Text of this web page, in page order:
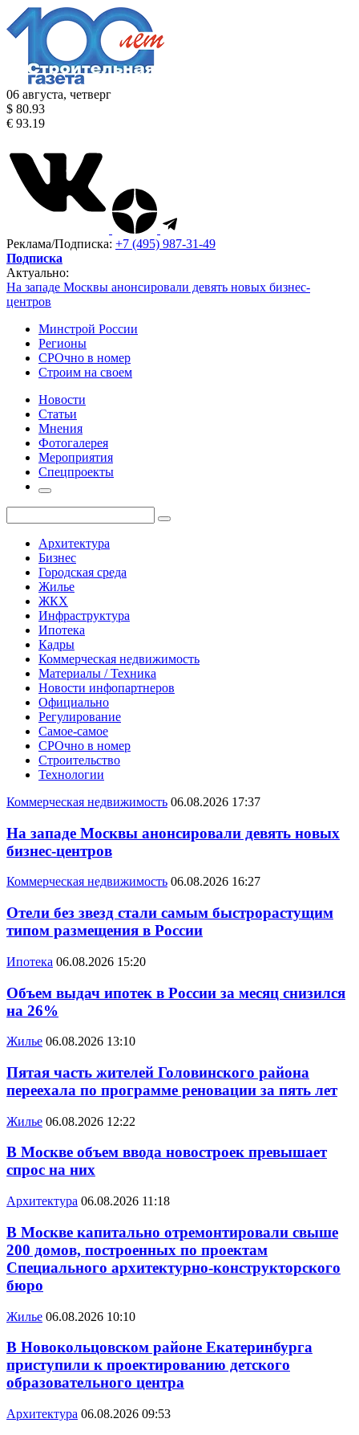
06 августа, четверг
$ 80.93
€ 93.19
Реклама/Подписка: +7 (495) 987-31-49
Подписка
Актуально:
На западе Москвы анонсировали девять новых бизнес-
центров
Минстрой России
Регионы
СРОчно в номер
Строим на своем
Новости
Статьи
Мнения
Фотогалерея
Мероприятия
Спецпроекты
Архитектура
Бизнес
Городская среда
Жилье
ЖКХ
Инфраструктура
Ипотека
Кадры
Коммерческая недвижимость
Материалы / Техника
Новости инфопартнеров
Официально
Регулирование
Самое-самое
СРОчно в номер
Строительство
Технологии
Коммерческая недвижимость 06.08.2026 17:37
На западе Москвы анонсировали девять новых
бизнес-центров
Коммерческая недвижимость 06.08.2026 16:27
Отели без звезд стали самым быстрорастущим
типом размещения в России
Ипотека 06.08.2026 15:20
Объем выдач ипотек в России за месяц снизился
на 26%
Жилье 06.08.2026 13:10
Пятая часть жителей Головинского района
переехала по программе реновации за пять лет
Жилье 06.08.2026 12:22
В Москве объем ввода новостроек превышает
спрос на них
Архитектура 06.08.2026 11:18
В Москве капитально отремонтировали свыше
200 домов, построенных по проектам
Специального архитектурно-конструкторского
бюро
Жилье 06.08.2026 10:10
В Новокольцовском районе Екатеринбурга
приступили к проектированию детского
образовательного центра
Архитектура 06.08.2026 09:53